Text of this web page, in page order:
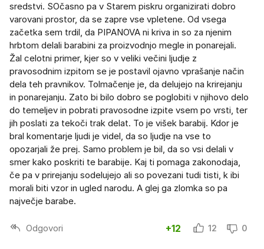
sredstvi. SOčasno pa v Starem piskru organizirati dobro
varovani prostor, da se zapre vse vpletene. Od vsega
začetka sem trdil, da PIPANOVA ni kriva in so za njenim
hrbtom delali barabini za proizvodnjo megle in ponarejali.
Žal celotni primer, kjer so v veliki večini ljudje z
pravosodnim izpitom se je postavil ojavno vprašanje način
dela teh pravnikov. Tolmačenje je, da delujejo na krirejanju
in ponarejanju. Zato bi bilo dobro se poglobiti v njihovo delo
do temeljev in pobrati pravosodne izpite vsem po vrsti, ter
jih poslati za tekoči trak delat. To je višek barabij. Kdor je
bral komentarje ljudi je videl, da so ljudje na vse to
opozarjali že prej. Samo problem je bil, da so vsi delali v
smer kako poskriti te barabije. Kaj ti pomaga zakonodaja,
če pa v prirejanju sodelujejo ali so povezani tudi tisti, k ibi
morali biti vzor in ugled narodu. A glej ga zlomka so pa
največje barabe.
Odgovori +12 12 0